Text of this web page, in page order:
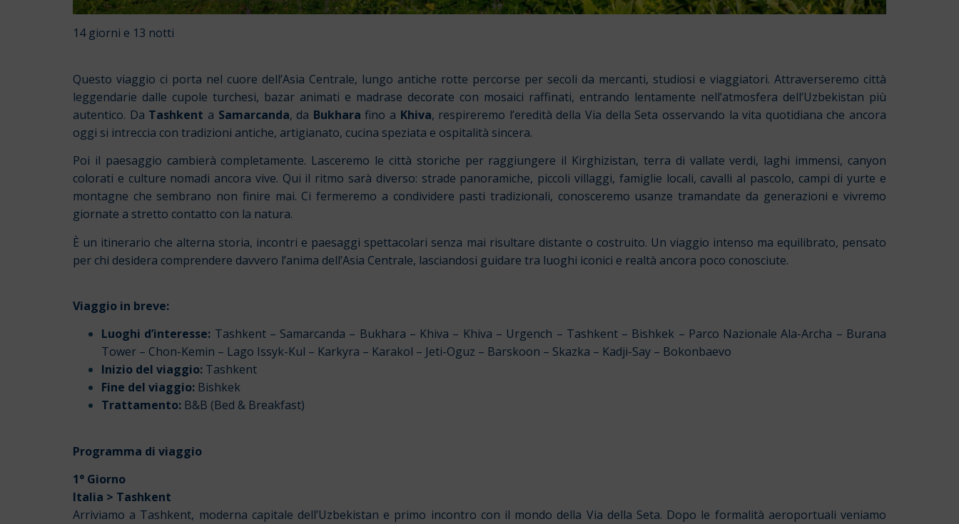
14 giorni e 13 notti
Questo viaggio ci porta nel cuore dell’Asia Centrale, lungo antiche rotte percorse per secoli da mercanti, studiosi e viaggiatori. Attraverseremo città
leggendarie dalle cupole turchesi, bazar animati e madrase decorate con mosaici raffinati, entrando lentamente nell’atmosfera dell’Uzbekistan più
autentico. Da Tashkent a Samarcanda, da Bukhara fino a Khiva, respireremo l’eredità della Via della Seta osservando la vita quotidiana che ancora
oggi si intreccia con tradizioni antiche, artigianato, cucina speziata e ospitalità sincera.
Poi il paesaggio cambierà completamente. Lasceremo le città storiche per raggiungere il Kirghizistan, terra di vallate verdi, laghi immensi, canyon
colorati e culture nomadi ancora vive. Qui il ritmo sarà diverso: strade panoramiche, piccoli villaggi, famiglie locali, cavalli al pascolo, campi di yurte e
montagne che sembrano non finire mai. Ci fermeremo a condividere pasti tradizionali, conosceremo usanze tramandate da generazioni e vivremo
giornate a stretto contatto con la natura.
È un itinerario che alterna storia, incontri e paesaggi spettacolari senza mai risultare distante o costruito. Un viaggio intenso ma equilibrato, pensato
per chi desidera comprendere davvero l’anima dell’Asia Centrale, lasciandosi guidare tra luoghi iconici e realtà ancora poco conosciute.
Viaggio in breve:
Luoghi d’interesse: Tashkent – Samarcanda – Bukhara – Khiva – Khiva – Urgench – Tashkent – Bishkek – Parco Nazionale Ala-Archa – Burana
Tower – Chon-Kemin – Lago Issyk-Kul – Karkyra – Karakol – Jeti-Oguz – Barskoon – Skazka – Kadji-Say – Bokonbaevo
Inizio del viaggio: Tashkent
Fine del viaggio: Bishkek
Trattamento: B&B (Bed & Breakfast)
Programma di viaggio
1° Giorno
Italia > Tashkent
Arriviamo a Tashkent, moderna capitale dell’Uzbekistan e primo incontro con il mondo della Via della Seta. Dopo le formalità aeroportuali veniamo